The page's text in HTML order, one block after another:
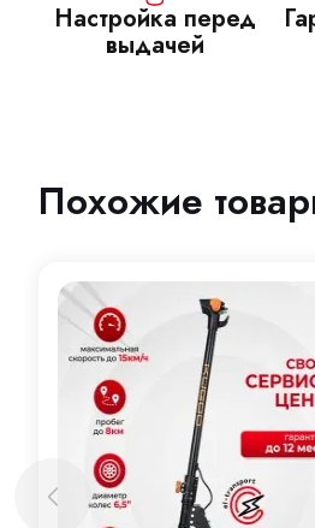
Настройка перед
выдачей
Похожие